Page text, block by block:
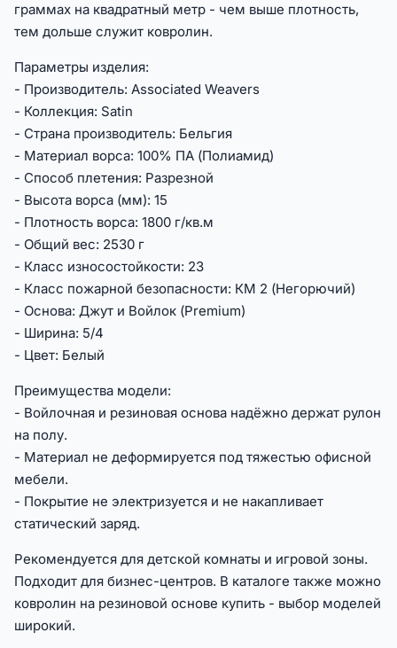
граммах на квадратный метр - чем выше плотность,
тем дольше служит ковролин.
Параметры изделия:
- Производитель: Associated Weavers
- Коллекция: Satin
- Страна производитель: Бельгия
- Материал ворса: 100% ПА (Полиамид)
- Способ плетения: Разрезной
- Высота ворса (мм): 15
- Плотность ворса: 1800 г/кв.м
- Общий вес: 2530 г
- Класс износостойкости: 23
- Класс пожарной безопасности: КМ 2 (Негорючий)
- Основа: Джут и Войлок (Premium)
- Ширина: 5/4
- Цвет: Белый
Преимущества модели:
- Войлочная и резиновая основа надёжно держат рулон
на полу.
- Материал не деформируется под тяжестью офисной
мебели.
- Покрытие не электризуется и не накапливает
статический заряд.
Рекомендуется для детской комнаты и игровой зоны.
Подходит для бизнес-центров. В каталоге также можно
ковролин на резиновой основе купить - выбор моделей
широкий.